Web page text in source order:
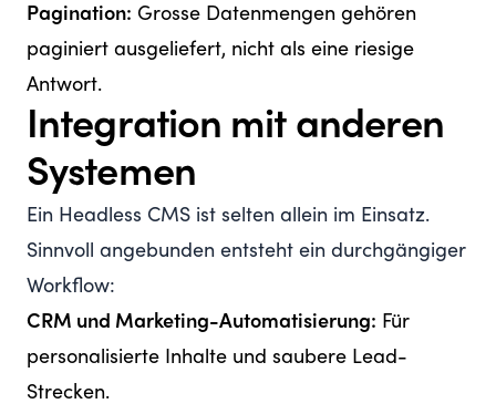
Pagination: Grosse Datenmengen gehören
paginiert ausgeliefert, nicht als eine riesige
Antwort.
Integration mit anderen
Systemen
Ein Headless CMS ist selten allein im Einsatz.
Sinnvoll angebunden entsteht ein durchgängiger
Workflow:
CRM und Marketing-Automatisierung: Für
personalisierte Inhalte und saubere Lead-
Strecken.